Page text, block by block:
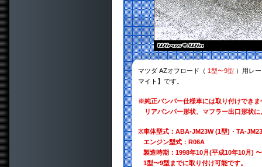
マツダ AZオフロード（ 1型〜9型 ）用レ
マイト】です。
※純正バンパー仕様車には取り付けでき
リアバンパー形状、マフラー出口形状
※車体型式：ABA-JM23W (1型)・TA-
エンジン型式：R06A
製造時期：1998年10月(平成10年10月)
1型〜9型までに取り付け可能です。